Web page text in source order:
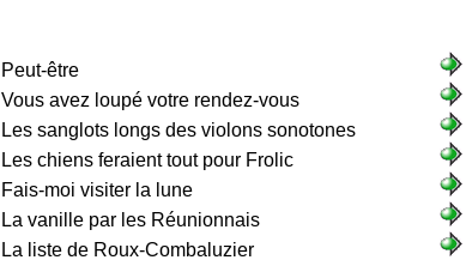
Peut-être
Vous avez loupé votre rendez-vous
Les sanglots longs des violons sonotones
Les chiens feraient tout pour Frolic
Fais-moi visiter la lune
La vanille par les Réunionnais
La liste de Roux-Combaluzier